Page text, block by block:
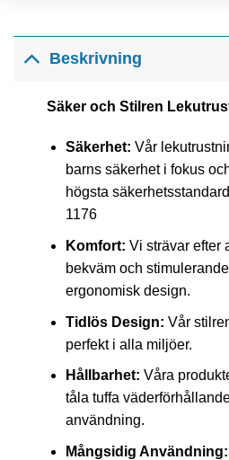
Beskrivning
Säker och Stilren
Säkerhet: Vår
barns säkerhet i fokus
högsta
1176
Komfort: Vi strävar efter
bekväm och
ergonomisk design.
Tidlös Design: Vår
perfekt i alla miljöer.
Hållbarhet: Våra
tåla tuffa
användning.
Mångsidig Användning: